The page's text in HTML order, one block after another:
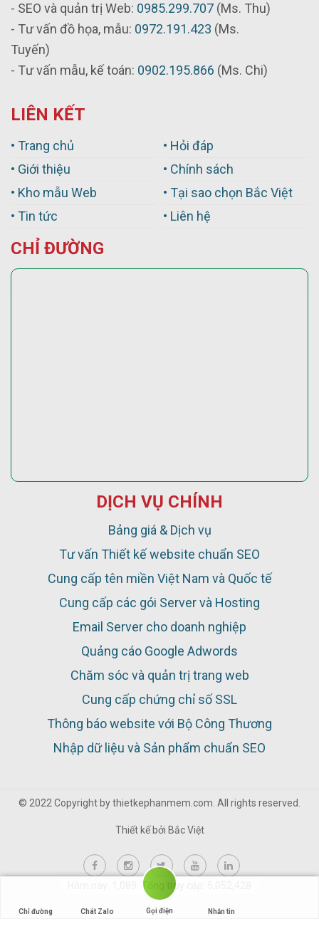
- SEO và quản trị Web: 0985.299.707 (Ms. Thu)
- Tư vấn đồ họa, mẫu: 0972.191.423 (Ms.
Tuyến)
- Tư vấn mẫu, kế toán: 0902.195.866 (Ms. Chi)
LIÊN KẾT
• Trang chủ
• Giới thiệu
• Kho mẫu Web
• Tin tức
• Hỏi đáp
• Chính sách
• Tại sao chọn Bắc Việt
• Liên hệ
CHỈ ĐƯỜNG
DỊCH VỤ CHÍNH
Bảng giá & Dịch vụ
Tư vấn Thiết kế website chuẩn SEO
Cung cấp tên miền Việt Nam và Quốc tế
Cung cấp các gói Server và Hosting
Email Server cho doanh nghiệp
Quảng cáo Google Adwords
Chăm sóc và quản trị trang web
Cung cấp chứng chỉ số SSL
Thông báo website với Bộ Công Thương
Nhập dữ liệu và Sản phẩm chuẩn SEO
© 2022 Copyright by thietkephanmem.com. All rights reserved.
Thiết kế bởi Bắc Việt
Hôm nay: 1,089 Tổng truy cập: 5,052,428
Chỉ đường Chát Zalo Gọi điện Nhắn tin